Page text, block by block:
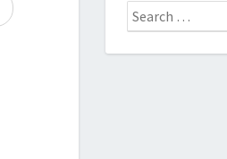
Search
for: